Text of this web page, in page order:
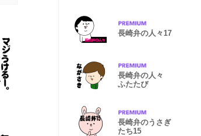
長崎弁の人々17
長崎弁の人々
ふたたび
長崎弁のうさぎ
たち15